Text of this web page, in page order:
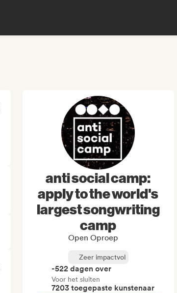
anti social camp:
apply to the world's
largest songwriting
camp
Open Oproep
Zeer impactvol
-522 dagen over
Voor het sluiten
7203 toegepaste kunstenaar